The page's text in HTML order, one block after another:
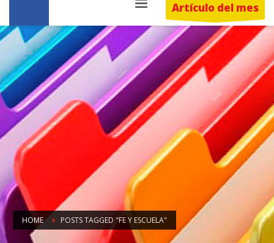
Artículo del mes
HOME POSTS TAGGED "FE Y ESCUELA"